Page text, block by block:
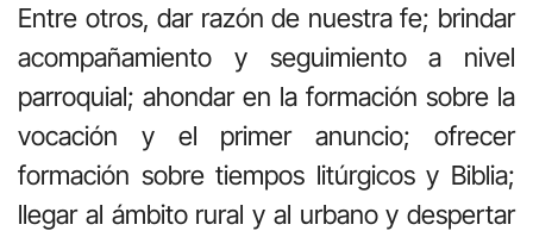
Entre otros, dar razón de nuestra fe; brindar
acompañamiento y seguimiento a nivel
parroquial; ahondar en la formación sobre la
vocación y el primer anuncio; ofrecer
formación sobre tiempos litúrgicos y Biblia;
llegar al ámbito rural y al urbano y despertar